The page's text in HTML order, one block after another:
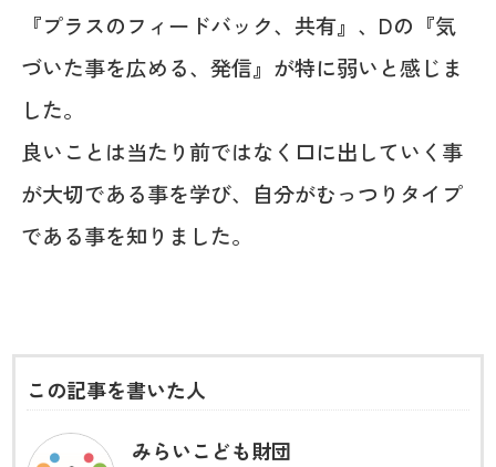
『プラスのフィードバック、共有』、Dの『気
づいた事を広める、発信』が特に弱いと感じま
した。
良いことは当たり前ではなく口に出していく事
が大切である事を学び、自分がむっつりタイプ
である事を知りました。
この記事を書いた人
みらいこども財団